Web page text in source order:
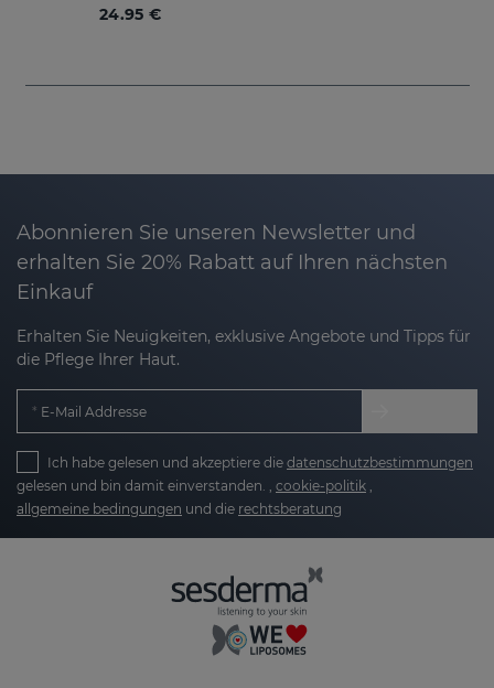
24.95 €
Abonnieren Sie unseren Newsletter und
erhalten Sie 20% Rabatt auf Ihren nächsten
Einkauf
Erhalten Sie Neuigkeiten, exklusive Angebote und Tipps für
die Pflege Ihrer Haut.
E-Mail Addresse
Ich habe gelesen und akzeptiere die datenschutzbestimmungen
gelesen und bin damit einverstanden. , cookie-politik ,
allgemeine bedingungen und die rechtsberatung